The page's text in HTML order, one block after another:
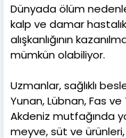
Dünyada ölüm
kalp ve damar
alışkanlığının
mümkün olabiliyor.
Uzmanlar, sağlıklı
Yunan, Lübnan, Fas ve
Akdeniz mutfağında
meyve, süt ve